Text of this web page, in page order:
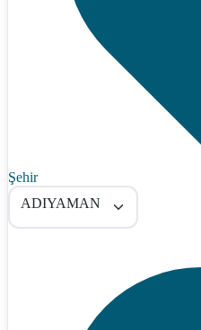
Şehir
ADIYAMAN